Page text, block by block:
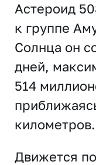
Астероид
к группе
Солнца он
дней,
514
километров.
Движется